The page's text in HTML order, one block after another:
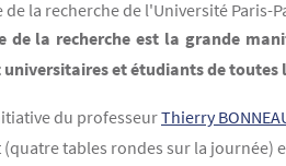
de la recherche de l'Université Paris-
de la recherche est la grande
et étudiants de toutes
du professeurThierry
tables rondes sur la journée)